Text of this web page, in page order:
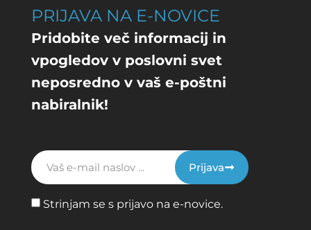
PRIJAVA NA E-NOVICE
Pridobite več informacij in
vpogledov v poslovni svet
neposredno v vaš e-poštni
nabiralnik!
Strinjam se s prijavo na e-novice.
Prijava